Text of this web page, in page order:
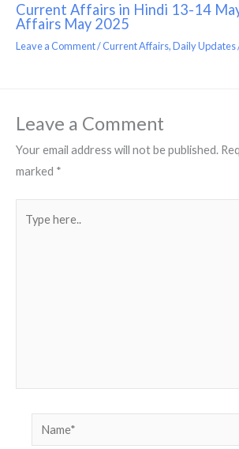
Current Affairs in Hindi 13-14
Affairs May 2025
Leave a Comment/Current Affairs,Daily Updates
Leave a Comment
Your email address will not be published.
marked *
here..
Name*